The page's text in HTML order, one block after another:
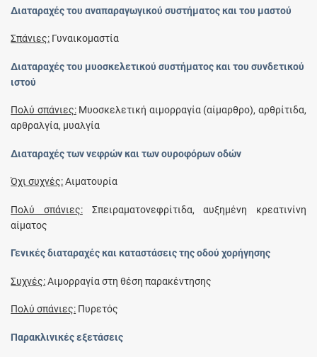
Διαταραχές του αναπαραγωγικού συστήματος και του μαστού
Σπάνιες: Γυναικομαστία
Διαταραχές του μυοσκελετικού συστήματος και του συνδετικού
ιστού
Πολύ σπάνιες:Μυοσκελετική αιμορραγία (αίμαρθρο), αρθρίτιδα,
αρθραλγία, μυαλγία
Διαταραχές των νεφρών και των ουροφόρων οδών
Όχι συχνές:Αιματουρία
Πολύ σπάνιες:Σπειραματονεφρίτιδα, αυξημένη κρεατινίνη
αίματος
Γενικές διαταραχές και καταστάσεις της οδού χορήγησης
Συχνές:Αιμορραγία στη θέση παρακέντησης
Πολύ σπάνιες: Πυρετός
Παρακλινικές εξετάσεις